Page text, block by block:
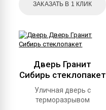
ЗАКАЗАТЬ В 1 КЛИК
Дверь Гранит
Сибирь стеклопакет
Уличная дверь с
терморазрывом